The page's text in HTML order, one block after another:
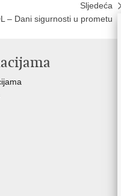
Sljedeća
– Dani sigurnosti u prometu